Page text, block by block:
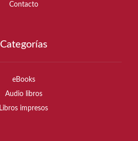
Contacto
Categorías
eBooks
Audio libros
Libros impresos